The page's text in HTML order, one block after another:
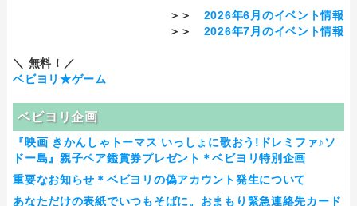
＞＞ 2026年6月のイベント情報
＞＞ 2026年7月のイベント情報
＼ 無料！／
ベビヨリ★ゲーム
ベビヨリ企画
『映画 きかんしゃトーマス いっしょに歌おう!ドレミファ♪ソ
ドー島』親子ペア鑑賞券プレゼント＊ベビヨリ特別企画
重要なお知らせ＊ベビヨリの偽アカウント発生について
あなただけの表紙でいつもそばに。おまもり緊急連絡先カード